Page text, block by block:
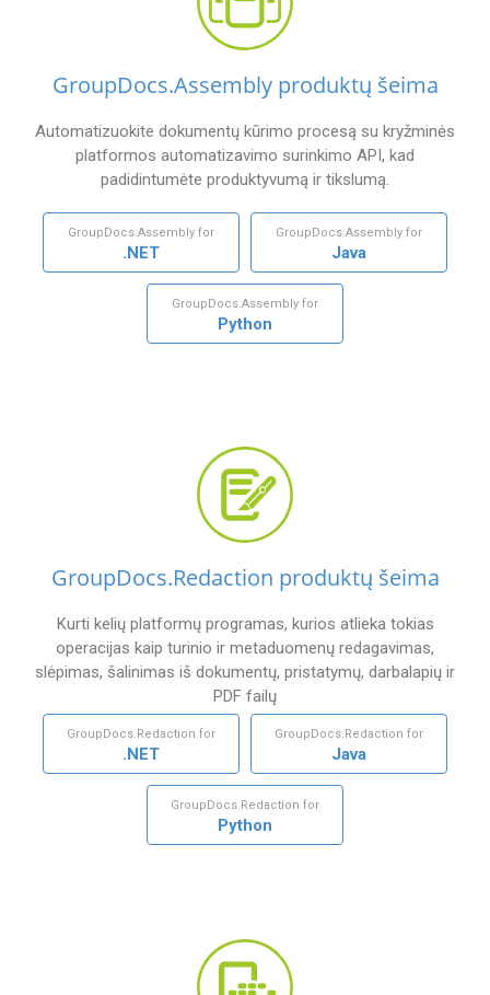
GroupDocs.Assembly produktų šeima
Automatizuokite dokumentų kūrimo procesą su kryžminės
platformos automatizavimo surinkimo API, kad
padidintumėte produktyvumą ir tikslumą.
GroupDocs.Assembly for
.NET
GroupDocs.Assembly for
Java
GroupDocs.Assembly for
Python
GroupDocs.Redaction produktų šeima
Kurti kelių platformų programas, kurios atlieka tokias
operacijas kaip turinio ir metaduomenų redagavimas,
slėpimas, šalinimas iš dokumentų, pristatymų, darbalapių ir
PDF failų
GroupDocs.Redaction for
.NET
GroupDocs.Redaction for
Java
GroupDocs.Redaction for
Python